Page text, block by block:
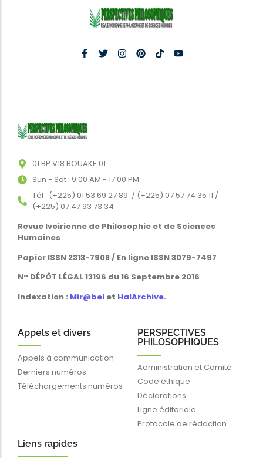
01 BP V18 BOUAKE 01
Sun - Sat : 9:00 AM - 17:00 PM
Tél : (+225) 01 53 69 27 89 / (+225) 07 57 74 35 11 /
(+225) 07 47 93 73 34
Revue Ivoirienne de Philosophie et de Sciences
Humaines
Papier ISSN 2313-7908 / En ligne ISSN 3079-7497
N° DÉPÔT LÉGAL 13196 du 16 Septembre 2016
Indexation : Mir@bel et HalArchive.
Appels et divers
Appels à communication
Derniers numéros
Téléchargements numéros
PERSPECTIVES
PHILOSOPHIQUES
Administration et Comité
Code éthique
Déclarations
Ligne éditoriale
Protocole de rédaction
Liens rapides